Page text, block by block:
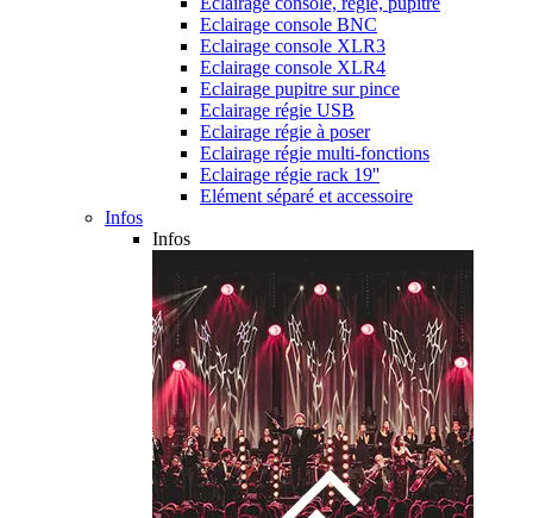
Eclairage console BNC
Eclairage console XLR3
Eclairage console XLR4
Eclairage pupitre sur pince
Eclairage régie USB
Eclairage régie à poser
Eclairage régie multi-fonctions
Eclairage régie rack 19''
Elément séparé et accessoire
Infos
Infos